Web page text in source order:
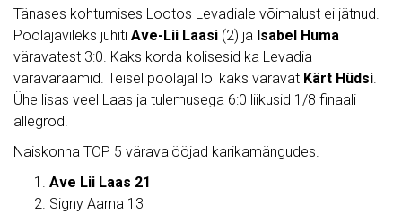
Tänases kohtumises Lootos Levadiale võimalust ei jätnud.
Poolajavileks juhiti Ave-Lii Laasi (2) ja Isabel Huma
väravatest 3:0. Kaks korda kolisesid ka Levadia
väravaraamid. Teisel poolajal lõi kaks väravat Kärt Hüdsi.
Ühe lisas veel Laas ja tulemusega 6:0 liikusid 1/8 finaali
allegrod.
Naiskonna TOP 5 väravalööjad karikamängudes.
Ave Lii Laas 21
Signy Aarna 13